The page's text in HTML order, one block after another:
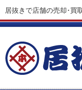
居抜きで店舗の売却･買